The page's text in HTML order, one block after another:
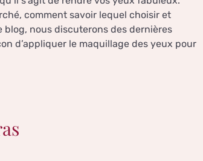
comment savoir lequel choisir et
nous discuterons des dernières
d’appliquer le maquillage des yeux pour